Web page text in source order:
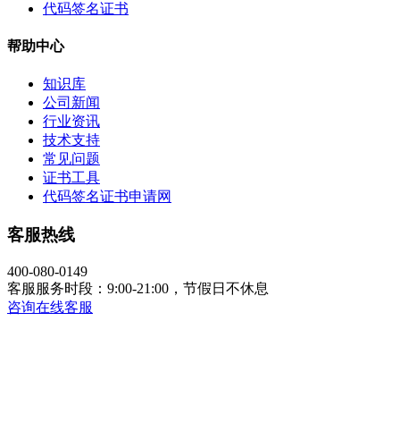
代码签名证书
帮助中心
知识库
公司新闻
行业资讯
技术支持
常见问题
证书工具
代码签名证书申请网
客服热线
400-080-0149
客服服务时段：9:00-21:00，节假日不休息
咨询在线客服